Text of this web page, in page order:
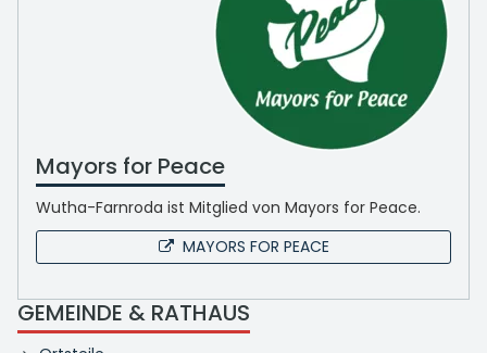
Mayors for Peace
Wutha-Farnroda ist Mitglied von Mayors for Peace.
MAYORS FOR PEACE
GEMEINDE & RATHAUS